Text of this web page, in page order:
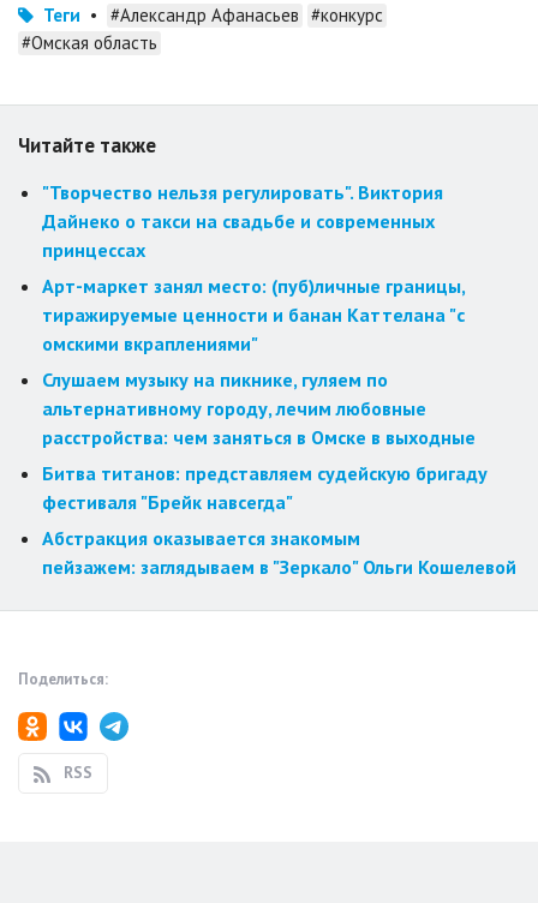
Теги • #Александр Афанасьев #конкурс
#Омская область
Читайте также
"Творчество нельзя регулировать". Виктория
Дайнеко о такси на свадьбе и современных
принцессах
Арт-маркет занял место: (пуб)личные границы,
тиражируемые ценности и банан Каттелана "с
омскими вкраплениями"
Слушаем музыку на пикнике, гуляем по
альтернативному городу, лечим любовные
расстройства: чем заняться в Омске в выходные
Битва титанов: представляем судейскую бригаду
фестиваля "Брейк навсегда"
Абстракция оказывается знакомым
пейзажем: заглядываем в "Зеркало" Ольги Кошелевой
Поделиться:
RSS